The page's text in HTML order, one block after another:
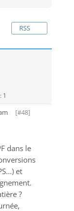
RSS
1
[#48]
dans le
et
?